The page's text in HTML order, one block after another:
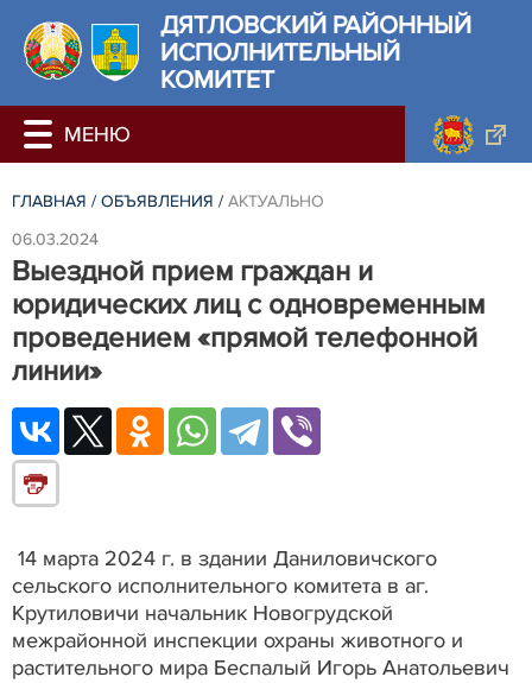
ДЯТЛОВСКИЙ РАЙОННЫЙ
ИСПОЛНИТЕЛЬНЫЙ
КОМИТЕТ
ГЛАВНАЯ / ОБЪЯВЛЕНИЯ / АКТУАЛЬНО
06.03.2024
Выездной прием граждан и
юридических лиц с одновременным
проведением «прямой телефонной
линии»
14 марта 2024 г. в здании Даниловичского
сельского исполнительного комитета в аг.
Крутиловичи начальник Новогрудской
межрайонной инспекции охраны животного и
растительного мира Беспалый Игорь Анатольевич